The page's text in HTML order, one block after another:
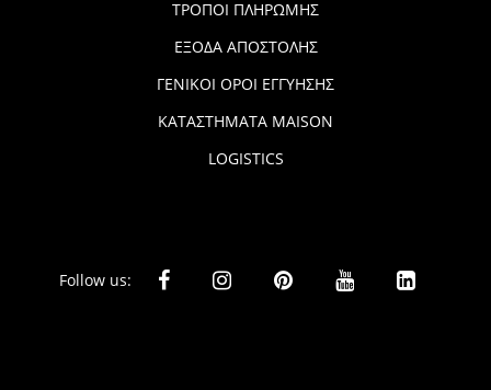
ΤΡΟΠΟΙ ΠΛΗΡΩΜΗΣ
ΕΞΟΔΑ ΑΠΟΣΤΟΛΗΣ
ΓΕΝΙΚΟΙ ΟΡΟΙ ΕΓΓΥΗΣΗΣ
ΚΑΤΑΣΤΗΜΑΤΑ MAISON
LOGISTICS
Follow us: